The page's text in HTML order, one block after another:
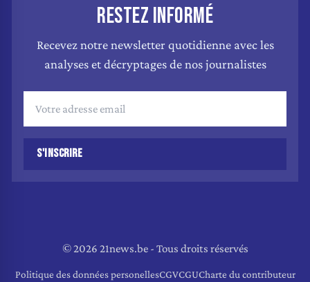
RESTEZ INFORMÉ
Recevez notre newsletter quotidienne avec les
analyses et décryptages de nos journalistes
S'INSCRIRE
© 2026 21news.be - Tous droits réservés
Politique des données personellesCGVCGUCharte du contributeur